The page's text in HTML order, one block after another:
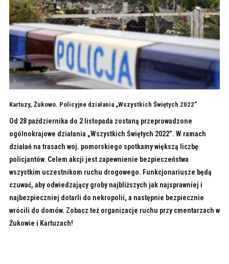
Kartuzy, Żukowo. Policyjne działania „Wszystkich Świętych 2022”
Od 28 października do 2 listopada zostaną przeprowadzone
ogólnokrajowe działania „Wszystkich Świętych 2022”. W ramach
działań na trasach woj. pomorskiego spotkamy większą liczbę
policjantów. Celem akcji jest zapewnienie bezpieczeństwa
wszystkim uczestnikom ruchu drogowego. Funkcjonariusze będą
czuwać, aby odwiedzający groby najbliższych jak najsprawniej i
najbezpieczniej dotarli do nekropolii, a następnie bezpiecznie
wrócili do domów. Zobacz też organizacje ruchu przy cmentarzach w
Żukowie i Kartuzach!